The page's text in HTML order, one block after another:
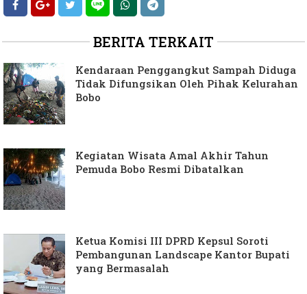
BERITA TERKAIT
Kendaraan Penggangkut Sampah Diduga
Tidak Difungsikan Oleh Pihak Kelurahan
Bobo
Kegiatan Wisata Amal Akhir Tahun
Pemuda Bobo Resmi Dibatalkan
Ketua Komisi III DPRD Kepsul Soroti
Pembangunan Landscape Kantor Bupati
yang Bermasalah